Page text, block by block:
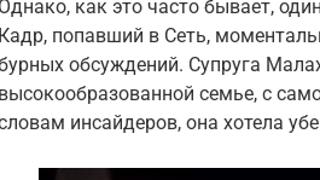
Однако, как это часто бывает,
Кадр, попавший в Сеть,
обсуждений. Супруга
высокообразованной семье, с
инсайдеров, она хотела